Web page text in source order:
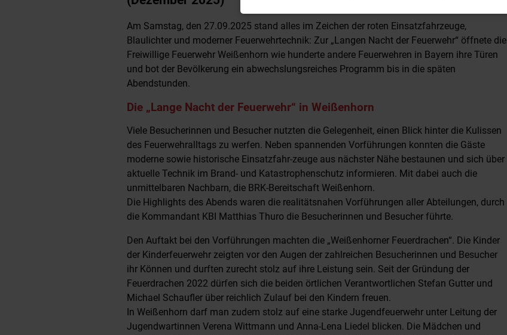
Am Samstag, den 27.09.2025 stand alles im Zeichen der roten Einsatzfahrzeuge,
Blaulichter und moderner Feuerwehrtechnik: Zur „Langen Nacht der Feuerwehr“ öffnete die
Freiwillige Feuerwehr Weißenhorn wie hunderte andere Feuerwehren in Bayern ihre Türen
und bot der Bevölkerung ein abwechslungsreiches Programm bis in die späten
Abendstunden.
Die „Lange Nacht der Feuerwehr“ in Weißenhorn
Viele Besucherinnen und Besucher nutzten die Gelegenheit, einen Blick hinter die Kulissen
des Feuerwehralltags zu werfen. Neben spannenden Vorführungen konnten die Gäste
moderne sowie historische Einsatzfahr-zeuge aus nächster Nähe bestaunen und sich über
aktuelle Technik im Brand- und Katastrophenschutz informieren. Mit dabei auch die
unmittelbaren Nachbarn, die BRK-Bereitschaft Weißenhorn.
Die Highlights des Abends waren die realitätsnahen Vorführungen aller Abteilungen, durch
die Kommandant KBI Matthias Thuro die Besucherinnen und Besucher führte.
Den Auftakt bei den Vorführungen machten die „Weißenhorner Feuerdrachen“. Die Kinder
der Kinderfeuerwehr zeigten vor den Augen der zahlreichen Besucherinnen und Besucher
ihr Können und durften zurecht stolz auf ihre Leistung sein. Seit der Gründung der
Feuerdrachen 2022 dürfen sich die beiden örtlichen Verantwortlichen Stefan Gutter und
Michael Schaufler über reichlich Zulauf bei den Kindern freuen.
In Weißenhorn darf man zudem stolz auf eine starke Jugendfeuerwehr unter Leitung der
Jugendwartinnen Verena Wittmann und Anna-Lena Liedel blicken. Die Mädchen und